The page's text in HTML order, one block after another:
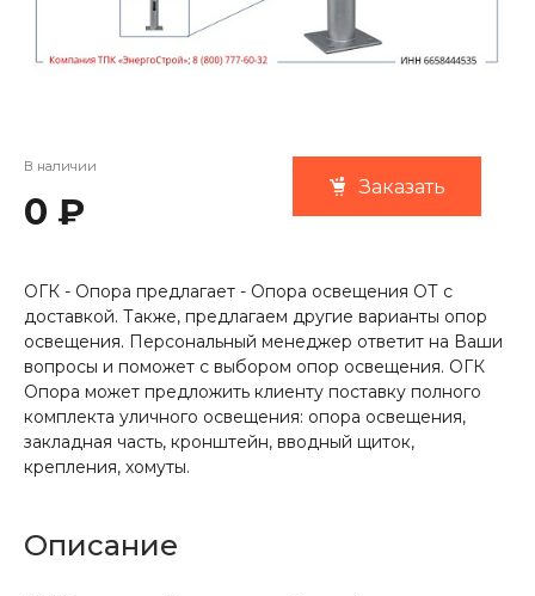
В наличии
0 ₽
Заказать
ОГК - Опора предлагает - Опора освещения ОТ с
доставкой. Также, предлагаем другие варианты опор
освещения. Персональный менеджер ответит на Ваши
вопросы и поможет с выбором опор освещения. ОГК
Опора может предложить клиенту поставку полного
комплекта уличного освещения: опора освещения,
закладная часть, кронштейн, вводный щиток,
крепления, хомуты.
Описание